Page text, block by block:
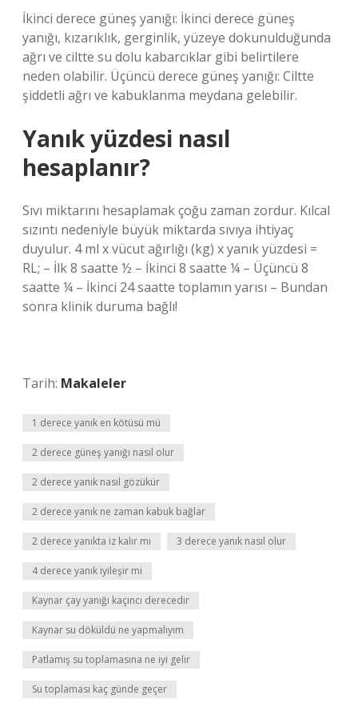
İkinci derece güneş yanığı: İkinci derece güneş
yanığı, kızarıklık, gerginlik, yüzeye dokunulduğunda
ağrı ve ciltte su dolu kabarcıklar gibi belirtilere
neden olabilir. Üçüncü derece güneş yanığı: Ciltte
şiddetli ağrı ve kabuklanma meydana gelebilir.
Yanık yüzdesi nasıl
hesaplanır?
Sıvı miktarını hesaplamak çoğu zaman zordur. Kılcal
sızıntı nedeniyle büyük miktarda sıvıya ihtiyaç
duyulur. 4 ml x vücut ağırlığı (kg) x yanık yüzdesi =
RL; – İlk 8 saatte ½ – İkinci 8 saatte ¼ – Üçüncü 8
saatte ¼ – İkinci 24 saatte toplamın yarısı – Bundan
sonra klinik duruma bağlı!
Tarih: Makaleler
1 derece yanık en kötüsü mü
2 derece güneş yanığı nasıl olur
2 derece yanık nasıl gözükür
2 derece yanık ne zaman kabuk bağlar
2 derece yanıkta iz kalır mı 3 derece yanık nasıl olur
4 derece yanık iyileşir mi
Kaynar çay yanığı kaçıncı derecedir
Kaynar su döküldü ne yapmalıyım
Patlamış su toplamasına ne iyi gelir
Su toplaması kaç günde geçer